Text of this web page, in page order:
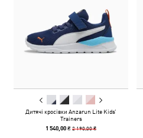
Дитячі кросівки Anzarun Lite Kids’
Trainers
1 540,00 ₴2 190,00 ₴